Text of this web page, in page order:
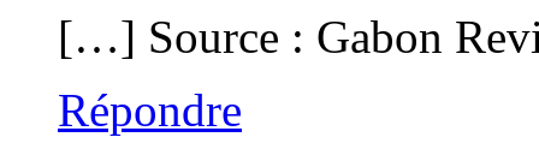
[…] Source : Gabon
Répondre